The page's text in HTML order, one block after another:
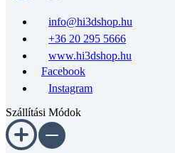
info@hi3dshop.hu
+36 20 295 5666
www.hi3dshop.hu
Facebook
Instagram
Szállítási Módok